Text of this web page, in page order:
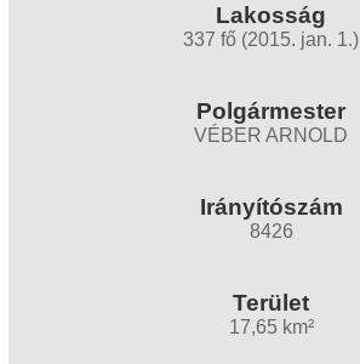
Lakosság
337 fő (2015. jan. 1.)
Polgármester
VÉBER ARNOLD
Irányítószám
8426
Terület
17,65 km²